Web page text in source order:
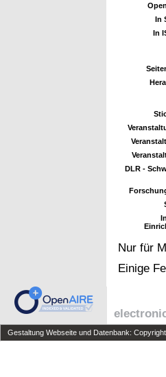
In
In
DLR -
Nur für
Einige
Gestaltung Webseite und Datenbank: